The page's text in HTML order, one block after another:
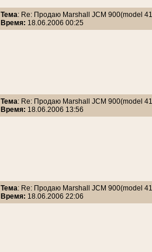
Тема: Re: Продаю Marshall JCM 900(model
Время: 18.06.2006 00:25
Тема: Re: Продаю Marshall JCM 900(model
Время: 18.06.2006 13:56
Тема: Re: Продаю Marshall JCM 900(model
Время: 18.06.2006 22:06